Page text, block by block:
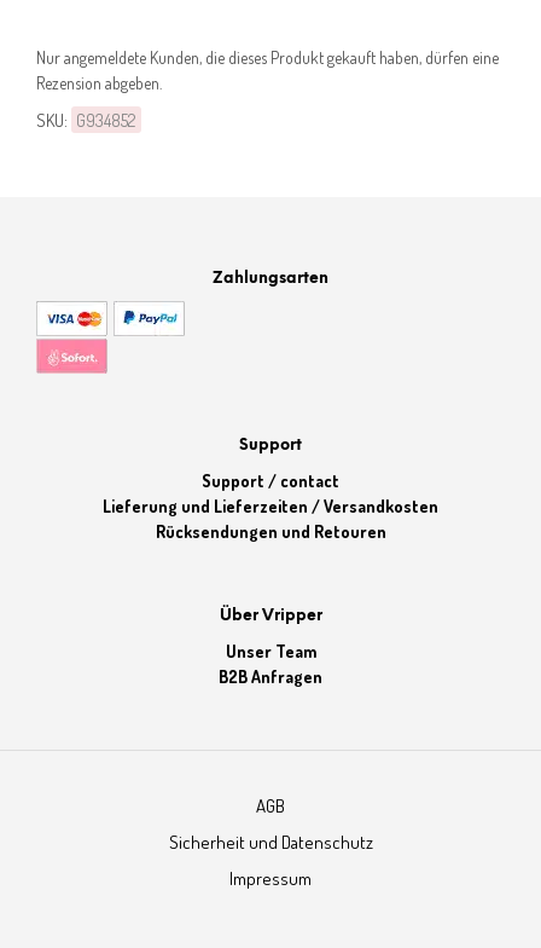
Nur angemeldete Kunden, die dieses Produkt gekauft haben, dürfen eine
Rezension abgeben.
SKU: G934852
Zahlungsarten
Support
Support / contact
Lieferung und Lieferzeiten / Versandkosten
Rücksendungen und Retouren
Über Vripper
Unser Team
B2B Anfragen
AGB
Sicherheit und Datenschutz
Impressum